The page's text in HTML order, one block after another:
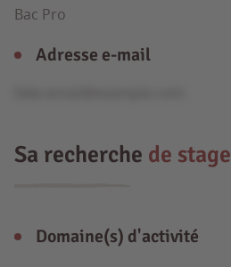
Bac Pro
Adresse e-mail
Sa recherche de stage
Domaine(s) d'activité